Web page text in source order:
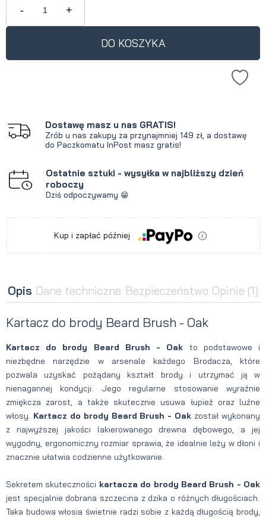
krócej niż 30 dni, wyświetlana jest
produkt pojawił się w sprzedaży.
- +
DO KOSZYKA
Dostawę masz u nas GRATIS!
Zrób u nas zakupy za przynajmniej 149 zł, a dostawę
do Paczkomatu InPost masz gratis!
Ostatnie sztuki - wysyłka w najbliższy dzień
roboczy
Dziś odpoczywamy 😁
Kup i zapłać później
Opis Dane techniczne Bezpieczeństwo Opinie (1)
Kartacz do brody Beard Brush - Oak
Kartacz do brody Beard Brush - Oak to podstawowe i
niezbędne narzędzie w arsenale każdego Brodacza, które
pozwala uzyskać pożądany kształt brody i utrzymać ją w
nienagannej kondycji. Jego regularne stosowanie wyraźnie
zmiękcza zarost, a także skutecznie usuwa łupież oraz luźne
włosy. Kartacz do brody Beard Brush - Oak został wykonany
z najwyższej jakości lakierowanego drewna dębowego, a jej
wygodny, ergonomiczny rozmiar sprawia, że idealnie leży w dłoni i
znacznie ułatwia codzienne użytkowanie.
Sekretem skuteczności kartacza do brody Beard Brush - Oak
jest specjalnie dobrana szczecina z dzika o różnych długościach.
Taka budowa włosia świetnie radzi sobie z każdą długością brody,